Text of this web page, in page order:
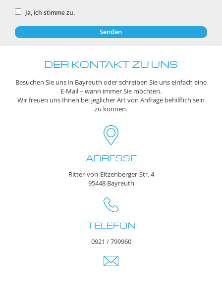
Ja, ich stimme zu.
DER KONTAKT ZU UNS
Besuchen Sie uns in Bayreuth oder schreiben Sie uns einfach eine
E-Mail – wann immer Sie möchten.
Wir freuen uns Ihnen bei jeglicher Art von Anfrage behilflich sein
zu können.
ADRESSE
Ritter-von-Eitzenberger-Str. 4
95448 Bayreuth
TELEFON
0921 / 799960